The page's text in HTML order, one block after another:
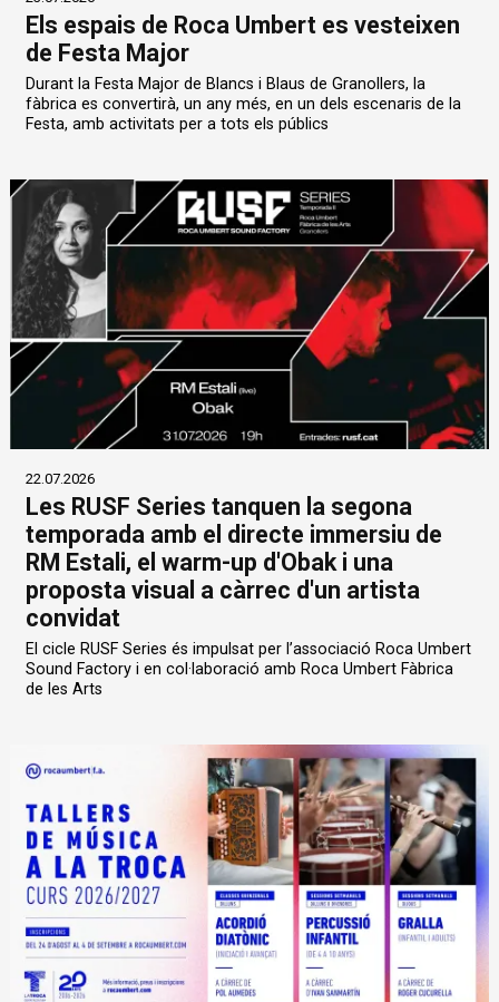
Els espais de Roca Umbert es vesteixen
de Festa Major
Durant la Festa Major de Blancs i Blaus de Granollers, la
fàbrica es convertirà, un any més, en un dels escenaris de la
Festa, amb activitats per a tots els públics
22.07.2026
Les RUSF Series tanquen la segona
temporada amb el directe immersiu de
RM Estali, el warm-up d'Obak i una
proposta visual a càrrec d'un artista
convidat
El cicle RUSF Series és impulsat per l’associació Roca Umbert
Sound Factory i en col·laboració amb Roca Umbert Fàbrica
de les Arts